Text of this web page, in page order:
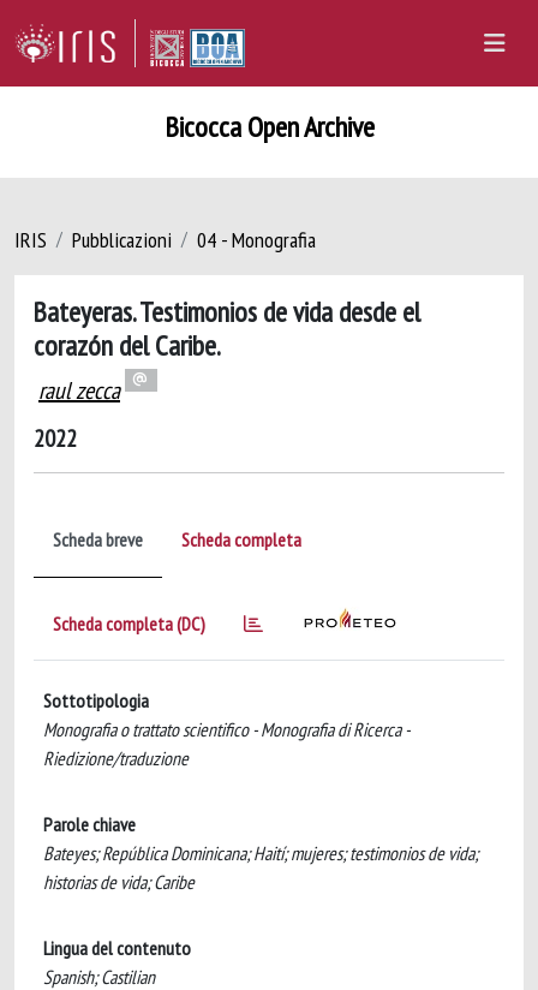
Bicocca Open Archive
IRIS Pubblicazioni 04 - Monografia
Bateyeras. Testimonios de vida desde el
corazón del Caribe.
raul zecca
2022
Scheda breve Scheda completa
Scheda completa (DC)
Sottotipologia
Monografia o trattato scientifico - Monografia di Ricerca -
Riedizione/traduzione
Parole chiave
Bateyes; República Dominicana; Haití; mujeres; testimonios de vida;
historias de vida; Caribe
Lingua del contenuto
Spanish; Castilian